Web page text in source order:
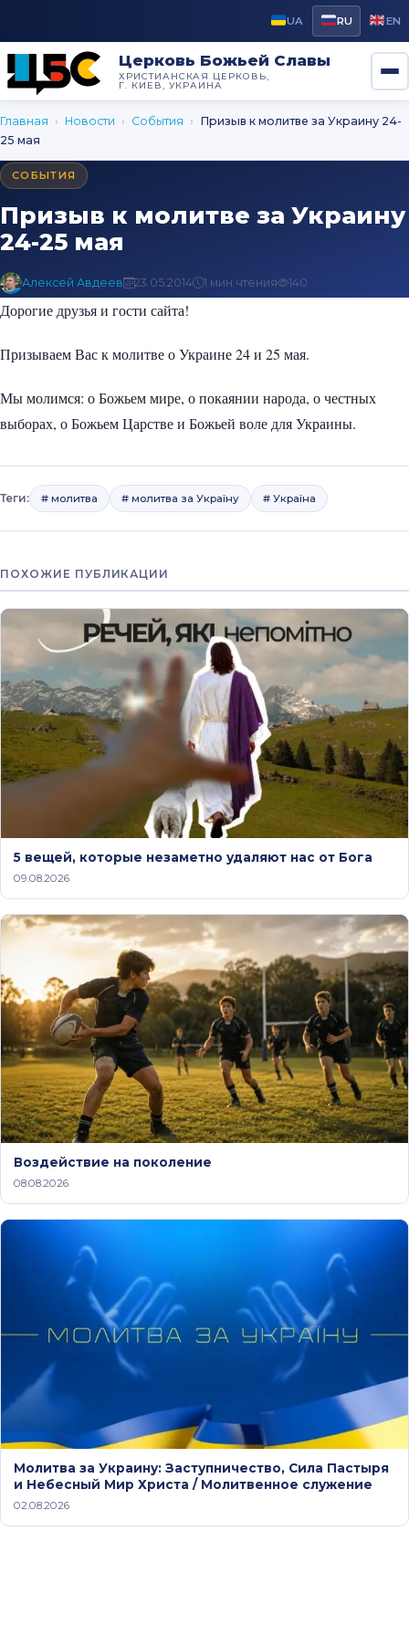
UA RU EN
Церковь Божьей Славы
ХРИСТИАНСКАЯ ЦЕРКОВЬ,
Г. КИЕВ, УКРАИНА
Главная › Новости › Cобытия › Призыв к молитве за Украину 24-
25 мая
CОБЫТИЯ
Призыв к молитве за Украину
24-25 мая
Алексей Авдеев 23.05.2014 1 мин чтения 140
Дорогие друзья и гости сайта!
Призываем Вас к молитве о Украине 24 и 25 мая.
Мы молимся: о Божьем мире, о покаянии народа, о честных
выборах, о Божьем Царстве и Божьей воле для Украины.
Теги: # молитва # молитва за Україну # Україна
ПОХОЖИЕ ПУБЛИКАЦИИ
5 вещей, которые незаметно удаляют нас от Бога
09.08.2026
Воздействие на поколение
08.08.2026
Молитва за Украину: Заступничество, Сила Пастыря
и Небесный Мир Христа / Молитвенное служение
02.08.2026